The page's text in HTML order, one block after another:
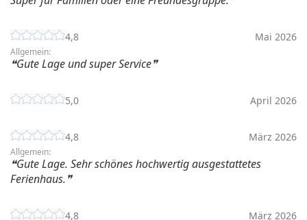
4,8 Mai 2026
Allgemein:
Gute Lage und super Service
5,0 April 2026
4,8 März 2026
Allgemein:
Gute Lage. Sehr schönes hochwertig ausgestattetes
Ferienhaus.
4,8 März 2026